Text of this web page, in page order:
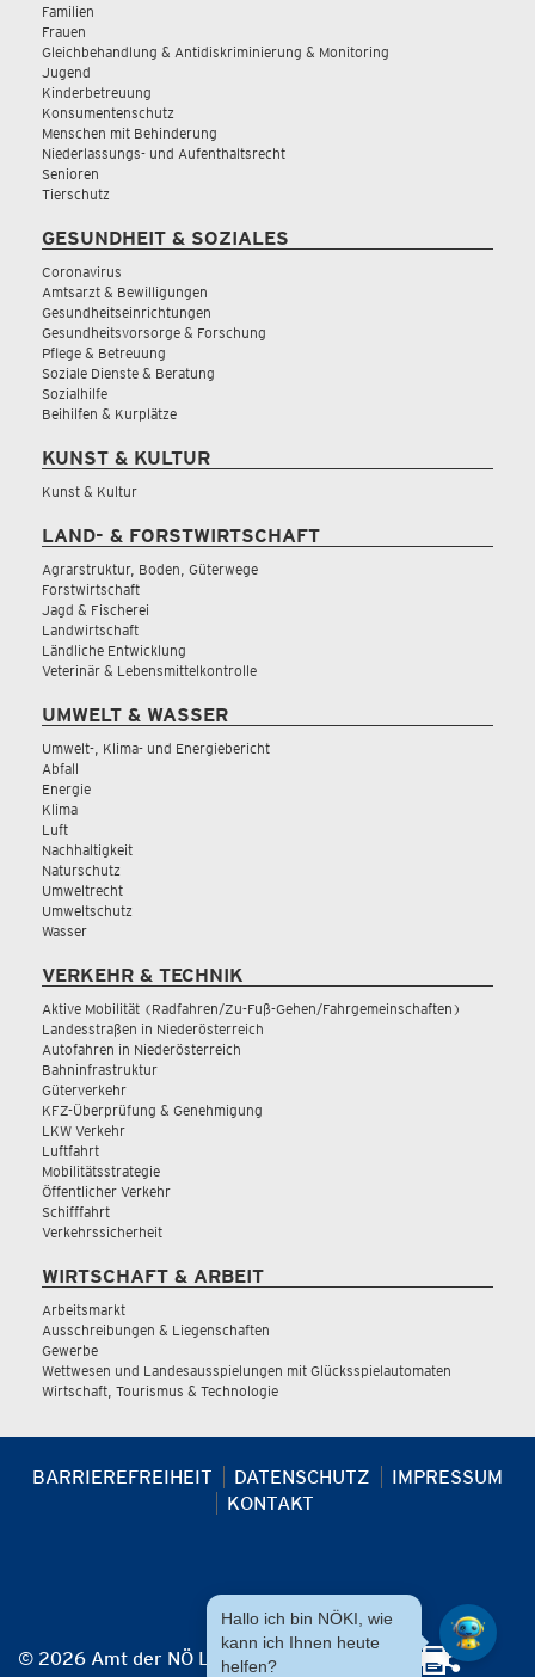
Familien
Frauen
Gleichbehandlung & Antidiskriminierung & Monitoring
Jugend
Kinderbetreuung
Konsumentenschutz
Menschen mit Behinderung
Niederlassungs- und Aufenthaltsrecht
Senioren
Tierschutz
GESUNDHEIT & SOZIALES
Coronavirus
Amtsarzt & Bewilligungen
Gesundheitseinrichtungen
Gesundheitsvorsorge & Forschung
Pflege & Betreuung
Soziale Dienste & Beratung
Sozialhilfe
Beihilfen & Kurplätze
KUNST & KULTUR
Kunst & Kultur
LAND- & FORSTWIRTSCHAFT
Agrarstruktur, Boden, Güterwege
Forstwirtschaft
Jagd & Fischerei
Landwirtschaft
Ländliche Entwicklung
Veterinär & Lebensmittelkontrolle
UMWELT & WASSER
Umwelt-, Klima- und Energiebericht
Abfall
Energie
Klima
Luft
Nachhaltigkeit
Naturschutz
Umweltrecht
Umweltschutz
Wasser
VERKEHR & TECHNIK
Aktive Mobilität (Radfahren/Zu-Fuß-Gehen/Fahrgemeinschaften)
Landesstraßen in Niederösterreich
Autofahren in Niederösterreich
Bahninfrastruktur
Güterverkehr
KFZ-Überprüfung & Genehmigung
LKW Verkehr
Luftfahrt
Mobilitätsstrategie
Öffentlicher Verkehr
Schifffahrt
Verkehrssicherheit
WIRTSCHAFT & ARBEIT
Arbeitsmarkt
Ausschreibungen & Liegenschaften
Gewerbe
Wettwesen und Landesausspielungen mit Glücksspielautomaten
Wirtschaft, Tourismus & Technologie
BARRIEREFREIHEIT DATENSCHUTZ
IMPRESSUM
KONTAKT
© 2026 Amt der NÖ Landesregierung
Hallo ich bin NÖKI, wie
kann ich Ihnen heute
helfen?